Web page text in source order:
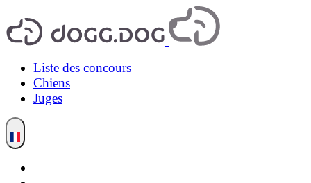
Liste des concours
Chiens
Juges